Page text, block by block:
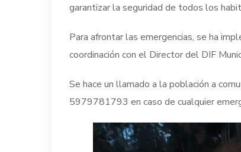
garantizar la seguridad de todos los
Para afrontar las emergencias, se ha
coordinación con el Director del DIF
Se hace un llamado a la población a
5979781793 en caso de cualquier